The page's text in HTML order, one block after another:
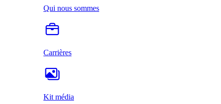
Qui nous sommes
Carrières
Kit média